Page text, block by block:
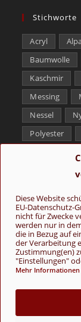
Diese Website
EU-Datenschutz-
nicht für Zwecke
werden nur in
die in Bezug auf
der Verarbeitung
Zustimmung(en)
"Einstellungen"
Mehr
Stichworte
Acryl
Baumwolle
Kaschmir
Messing
Nessel
Polyester
Folge uns
©